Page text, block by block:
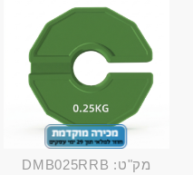
מק"ט: DMB025RRB